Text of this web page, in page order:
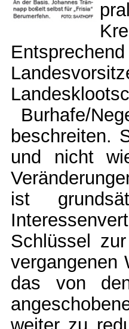
Burhafe/
beschreiten.
und nicht
ist
Schlüssel
vergangenen
das von
weiter zu